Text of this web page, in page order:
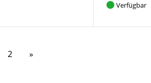
Verfügbar
2